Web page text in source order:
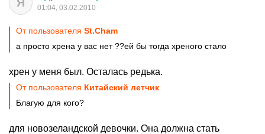
01:04, 03.02.2010
От пользователя St.Cham
а просто хрена у вас нет ??ей бы тогда хреного стало
хрен у меня был. Осталась редька.
От пользователя Китайский летчик
Благую для кого?
для новозеландской девочки. Она должна стать